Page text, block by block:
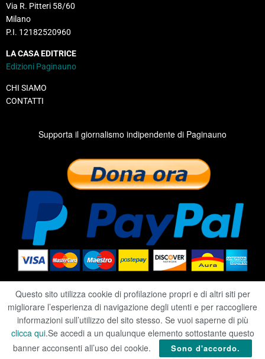
Via R. Pitteri 58/60
Milano
P.I. 12182520960
LA CASA EDITRICE
Edizioni Paginauno
CHI SIAMO
CONTATTI
Supporta il giornalismo indipendente di Paginauno
2020 ©RIVISTA PAGINAUNO
PRIVACY|COOKIE|TERMINI
Questo sito utilizza cookie di profilazione propri e di altri siti per
migliorare l’esperienza di navigazione degli utenti e per raccogliere
informazioni sull’utilizzo del sito stesso. Se vuoi saperne di più
clicca qui.Se accedi a un qualunque elemento sottostante questo
banner acconsenti all’uso dei cookie.
Sono d'accordo.